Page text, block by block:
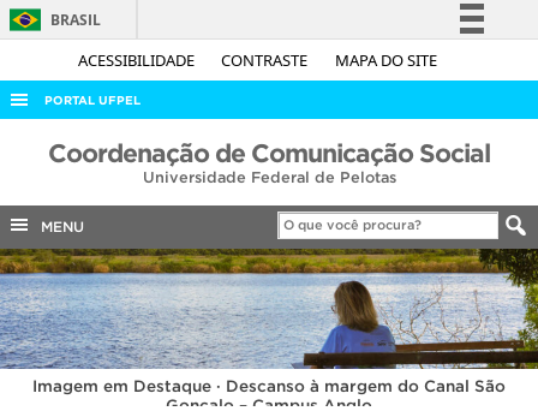
ACESSIBILIDADE CONTRASTE MAPA DO SITE
BRASIL
Simplifique!
Acesso à informação
Legislação
Canais
PORTAL UFPEL
ACESSO À INFORMAÇÃO
COBALTO
CONCURSOS
EDITAIS
INTERNACIONAL
OUVIDORIA
Coordenação de Comunicação Social
Universidade Federal de Pelotas
MENU
Imagem em Destaque · Descanso à margem do Canal São
Gonçalo – Campus Anglo